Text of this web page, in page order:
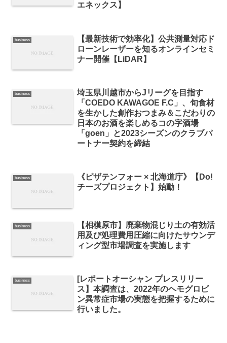
エネックス】
business
【最新技術で効率化】公共測量対応ド
ローンレーザーを知るオンラインセミ
ナー開催【LiDAR】
business
埼玉県川越市からJリーグを目指す
「COEDO KAWAGOE F.C」、旬食材
を生かした創作おつまみ＆こだわりの
日本のお酒を楽しめるコの字酒場
「goen」と2023シーズンのクラブパ
ートナー契約を締結
business
《ピザテンフォー × 北海道庁》【Do!
チーズプロジェクト】始動！
business
【相模原市】廃棄物混じり土の有効活
用及び処理費用圧縮に向けたサウンデ
ィング型市場調査を実施します
business
[レポートオーシャン プレスリリー
ス】本調査は、2022年のヘモグロビ
ン異常症市場の実態を把握するために
行いました。